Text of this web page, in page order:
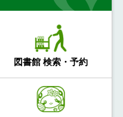
図書館 検索・予約